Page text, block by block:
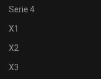
Serie 4
X1
X2
X3